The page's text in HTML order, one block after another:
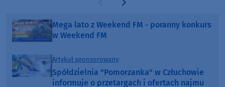
Poprzednia strona
Następna strona
Mega lato z Weekend FM - poranny konkurs
w Weekend FM
Artykuł sponsorowany
Spółdzielnia "Pomorzanka" w Człuchowie
informuje o przetargach i ofertach najmu